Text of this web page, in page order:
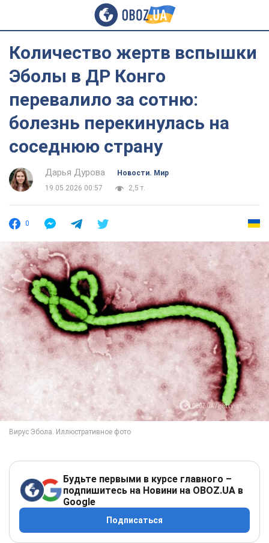
Количество жертв вспышки
Эболы в ДР Конго
перевалило за сотню:
болезнь перекинулась на
соседнюю страну
Дарья Дурова
Новости. Мир
19.05.2026 00:57
2,5 т.
0
Будьте первыми в курсе главного –
подпишитесь на Новини на OBOZ.UA в
Google
Подписаться